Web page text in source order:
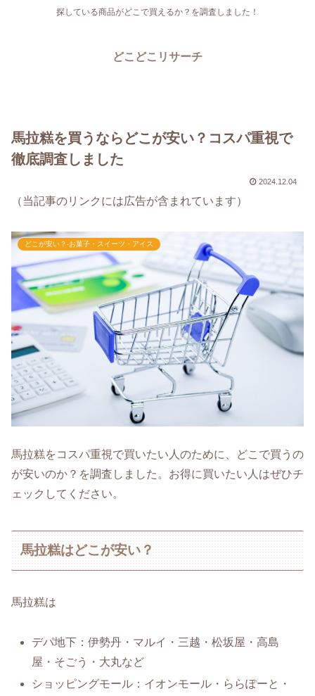
探している商品がどこで買えるか？を調査しました！
どこどこリサーチ
馬拉糕を買うならどこが安い？コスパ重視で
徹底調査しました
2024.12.04
（当記事のリンクには広告が含まれています）
どこが安い？-お菓子・スイーツ・アイス
馬拉糕をコスパ重視で買いたい人のために、どこで買うの
が安いのか？を調査しました。お得に買いたい人はぜひチ
ェックしてください。
馬拉糕はどこが安い？
馬拉糕は
デパ地下：伊勢丹・マルイ・三越・松坂屋・高島
屋・そごう・大丸など
ショッピングモール：イオンモール・ららぽーと・